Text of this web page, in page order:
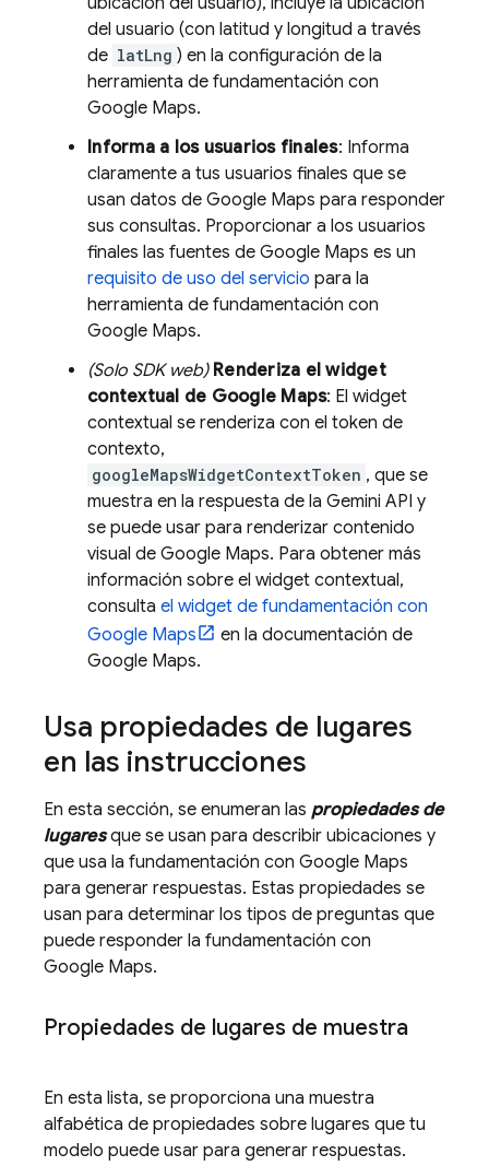
del usuario (con latitud y longitud a través
de latLng ) en la configuración de la
herramienta de fundamentación con
Google Maps.
Informa a los usuarios finales: Informa
claramente a tus usuarios finales que se
usan datos de Google Maps para responder
sus consultas. Proporcionar a los usuarios
finales las fuentes de Google Maps es un
requisito de uso del servicio para la
herramienta de fundamentación con
Google Maps.
(Solo SDK web) Renderiza el widget
contextual de Google Maps: El widget
contextual se renderiza con el token de
contexto,
googleMapsWidgetContextToken , que se
muestra en la respuesta de la Gemini API y
se puede usar para renderizar contenido
visual de Google Maps. Para obtener más
información sobre el widget contextual,
consulta el widget de fundamentación con
Google Maps
en la documentación de
Google Maps.
Usa propiedades de lugares
en las instrucciones
En esta sección, se enumeran las propiedades de
lugaresque se usan para describir ubicaciones y
que usa la fundamentación con Google Maps
para generar respuestas. Estas propiedades se
usan para determinar los tipos de preguntas que
puede responder la fundamentación con
Google Maps.
Propiedades de lugares de muestra
En esta lista, se proporciona una muestra
alfabética de propiedades sobre lugares que tu
modelo puede usar para generar respuestas.